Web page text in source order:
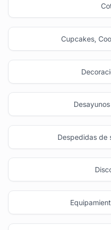
Cupcakes,
Despedidas de